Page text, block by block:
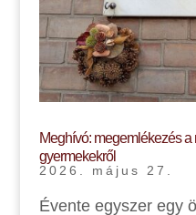
Meghívó: megemlékezés a
gyermekekről
2026. május 27.
Évente egyszer egy